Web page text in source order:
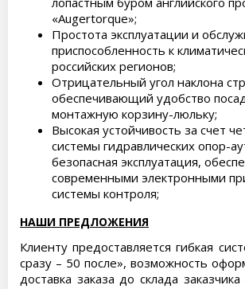
«Augertorque»;
Простота эксплуатации и
приспособленность к
российских регионов;
Отрицательный угол наклона
обеспечивающий удобство
монтажную корзину-люльку;
Высокая устойчивость за счет
системы гидравлических опор-
безопасная эксплуатация,
современными электронными
системы контроля;
НАШИ ПРЕДЛОЖЕНИЯ
Клиенту предоставляется гибкая
сразу – 50 после», возможность
доставка заказа до склада